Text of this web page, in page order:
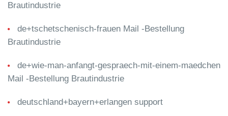
Brautindustrie
de+tschetschenisch-frauen Mail -Bestellung
Brautindustrie
de+wie-man-anfangt-gespraech-mit-einem-maedchen
Mail -Bestellung Brautindustrie
deutschland+bayern+erlangen support